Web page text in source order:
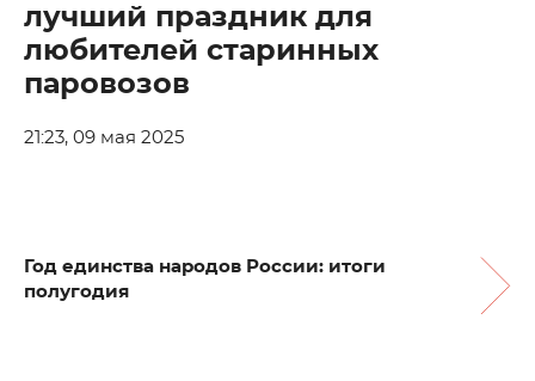
лучший праздник для
любителей старинных
паровозов
21:23, 09 мая 2025
Год единства народов России: итоги
полугодия